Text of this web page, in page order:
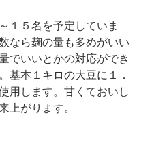
１５名を予定していま
なら麹の量も多めがいい
でいいとかの対応ができ
基本１キロの大豆に１．
用します。甘くておいし
上がります。